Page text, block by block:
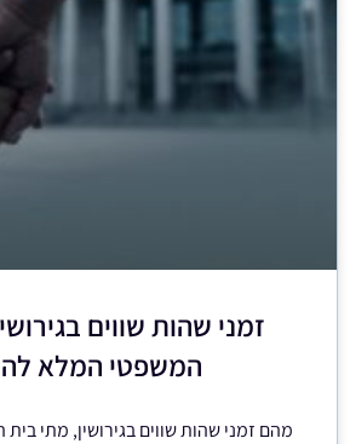
זמני שהות שווים
המשפטי המלא
מהם זמני שהות שווים בגירושין, מתי